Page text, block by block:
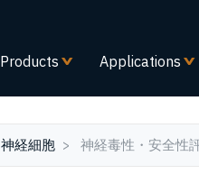
Products Applications
神経細胞 神経毒性・安全性